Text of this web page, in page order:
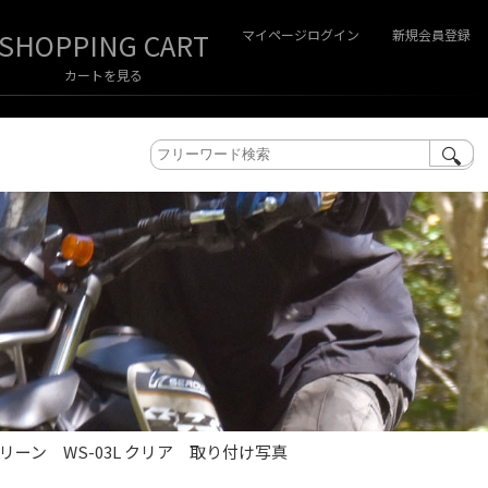
カートを見る
マイページログイン 新規会員登録
ーン WS-03L クリア 取り付け写真